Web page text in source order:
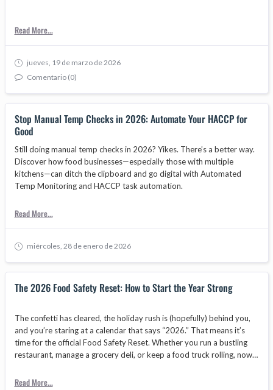
Read More...
jueves, 19 de marzo de 2026
Comentario (0)
Stop Manual Temp Checks in 2026: Automate Your HACCP for
Good
Still doing manual temp checks in 2026? Yikes. There’s a better way.
Discover how food businesses—especially those with multiple
kitchens—can ditch the clipboard and go digital with Automated
Temp Monitoring and HACCP task automation.
Read More...
miércoles, 28 de enero de 2026
The 2026 Food Safety Reset: How to Start the Year Strong
The confetti has cleared, the holiday rush is (hopefully) behind you,
and you’re staring at a calendar that says “2026.” That means it’s
time for the official Food Safety Reset. Whether you run a bustling
restaurant, manage a grocery deli, or keep a food truck rolling, now’s
to—but because starting the year with strong systems = fewer
Read More...